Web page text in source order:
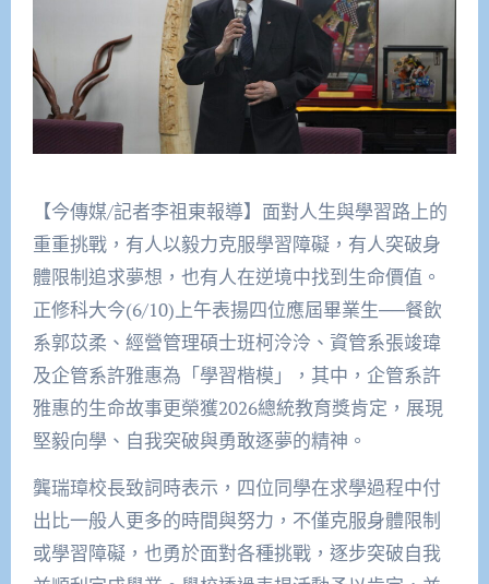
【今傳媒/記者李祖東報導】面對人生與學習路上的
重重挑戰，有人以毅力克服學習障礙，有人突破身
體限制追求夢想，也有人在逆境中找到生命價值。
正修科大今(6/10)上午表揚四位應屆畢業生──餐飲
系郭苡柔、經營管理碩士班柯泠泠、資管系張竣瑋
及企管系許雅惠為「學習楷模」，其中，企管系許
雅惠的生命故事更榮獲2026總統教育獎肯定，展現
堅毅向學、自我突破與勇敢逐夢的精神。
龔瑞璋校長致詞時表示，四位同學在求學過程中付
出比一般人更多的時間與努力，不僅克服身體限制
或學習障礙，也勇於面對各種挑戰，逐步突破自我